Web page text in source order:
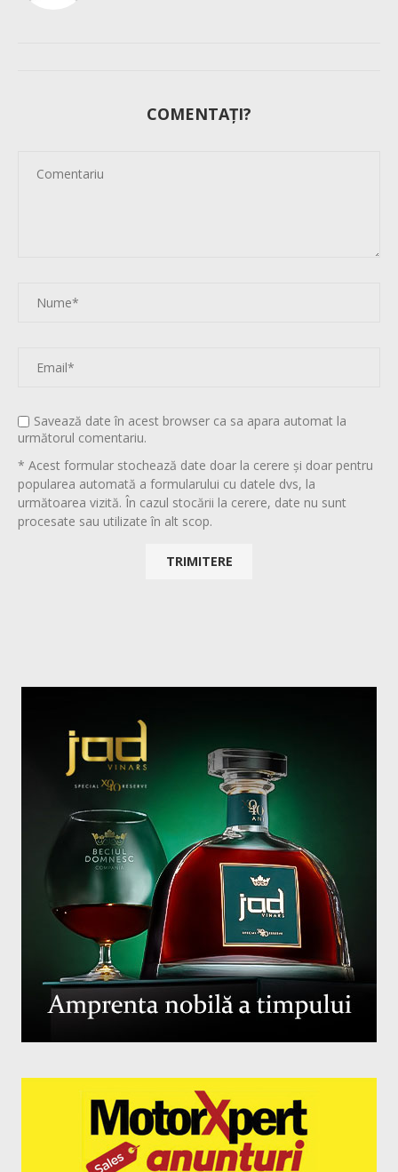
COMENTAȚI?
Savează date în acest browser ca sa apara automat la
următorul comentariu.
* Acest formular stochează date doar la cerere și doar pentru
popularea automată a formularului cu datele dvs, la
următoarea vizită. În cazul stocării la cerere, date nu sunt
procesate sau utilizate în alt scop.